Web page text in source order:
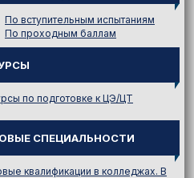
По вступительным испытаниям
По проходным баллам
по подготовке к ЦЭ/ЦТ
СПЕЦИАЛЬНОСТИ
квалификации в колледжах. В